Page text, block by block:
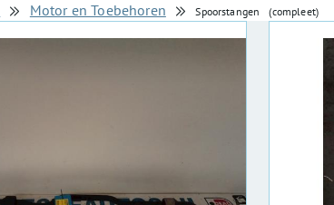
Motor en Toebehoren Spoorstangen (compleet)